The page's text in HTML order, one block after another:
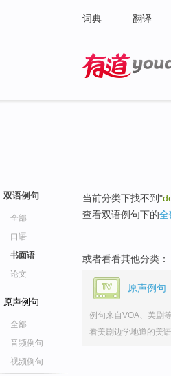
词典 翻译
双语例句
全部
口语
书面语
论文
原声例句
全部
音频例句
视频例句
当前分类下找不到"
查看双语例句下的全
或者看看其他分类：
原声例句
例句来自VOA、美剧
看美剧边学地道的美语